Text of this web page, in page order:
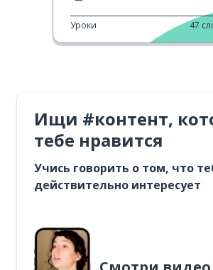
Уроки 47
Ищи #контент,
тебе нравится
Учись говорить о том, что
действительно интересует